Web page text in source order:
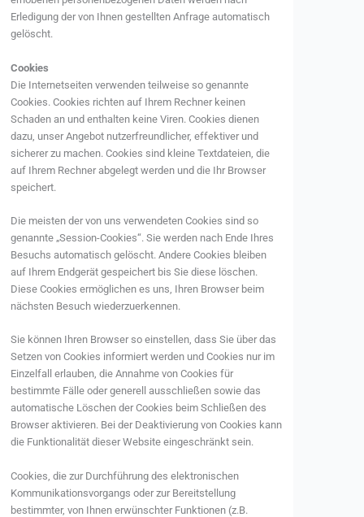
Erledigung der von Ihnen gestellten Anfrage automatisch
gelöscht.
Cookies
Die Internetseiten verwenden teilweise so genannte
Cookies. Cookies richten auf Ihrem Rechner keinen
Schaden an und enthalten keine Viren. Cookies dienen
dazu, unser Angebot nutzerfreundlicher, effektiver und
sicherer zu machen. Cookies sind kleine Textdateien, die
auf Ihrem Rechner abgelegt werden und die Ihr Browser
speichert.
Die meisten der von uns verwendeten Cookies sind so
genannte „Session-Cookies“. Sie werden nach Ende Ihres
Besuchs automatisch gelöscht. Andere Cookies bleiben
auf Ihrem Endgerät gespeichert bis Sie diese löschen.
Diese Cookies ermöglichen es uns, Ihren Browser beim
nächsten Besuch wiederzuerkennen.
Sie können Ihren Browser so einstellen, dass Sie über das
Setzen von Cookies informiert werden und Cookies nur im
Einzelfall erlauben, die Annahme von Cookies für
bestimmte Fälle oder generell ausschließen sowie das
automatische Löschen der Cookies beim Schließen des
Browser aktivieren. Bei der Deaktivierung von Cookies kann
die Funktionalität dieser Website eingeschränkt sein.
Cookies, die zur Durchführung des elektronischen
Kommunikationsvorgangs oder zur Bereitstellung
bestimmter, von Ihnen erwünschter Funktionen (z.B.